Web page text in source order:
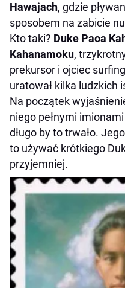
Hawajach, gdzie
sposobem na zabicie
Kto taki? Duke Paoa
Kahanamoku,
prekursor i ojciec
uratował kilka ludzkich
Na początek
niego pełnymi
długo by to trwało.
to używać krótkiego
przyjemniej.